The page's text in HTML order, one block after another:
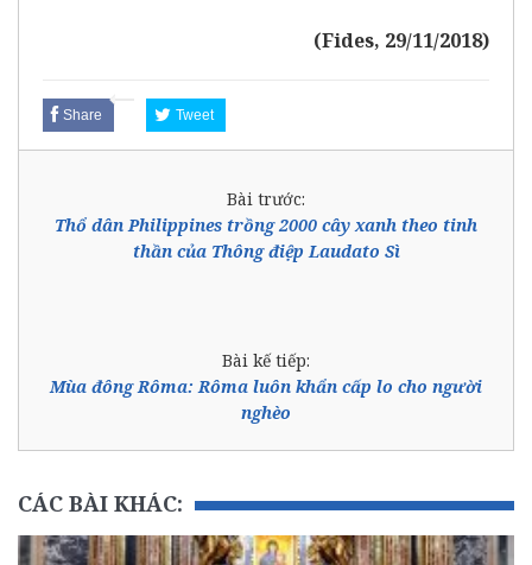
(Fides, 29/11/2018)
Share Tweet
Bài trước:
Thổ dân Philippines trồng 2000 cây xanh theo tinh
thần của Thông điệp Laudato Sì
Bài kế tiếp:
Mùa đông Rôma: Rôma luôn khẩn cấp lo cho người
nghèo
CÁC BÀI KHÁC: